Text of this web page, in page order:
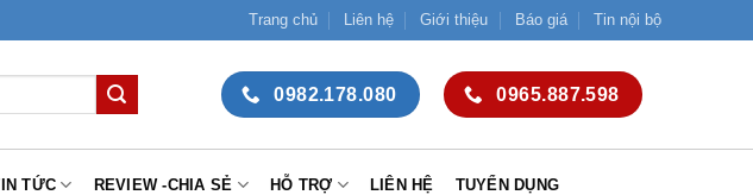
Trang chủ Liên hệ Giới thiệu Báo giá Tin nội bộ
0982.178.080 0965.887.598
TỨC REVIEW -CHIA SẺ HỖ TRỢ LIÊN HỆ TUYỂN DỤNG